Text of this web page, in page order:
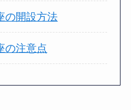
の開設方法
の注意点